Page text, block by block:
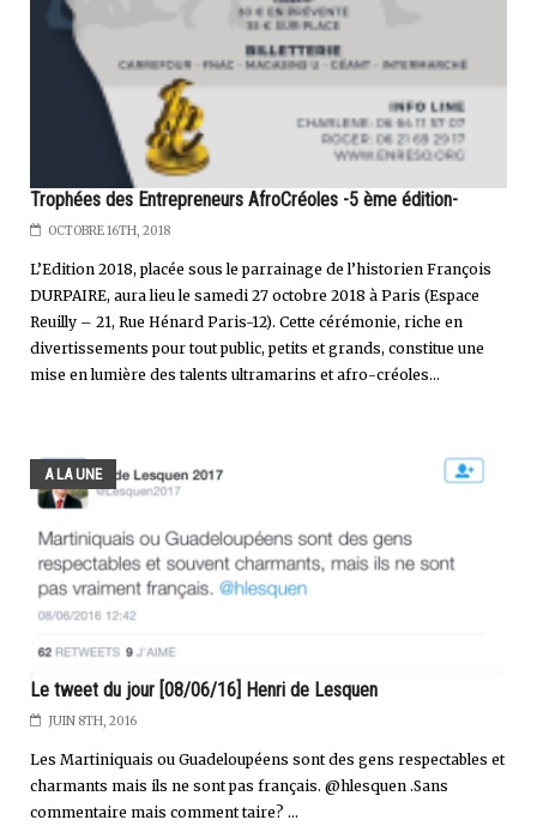
Trophées des Entrepreneurs AfroCréoles -5 ème édition-
OCTOBRE 16TH, 2018
L’Edition 2018, placée sous le parrainage de l’historien François
DURPAIRE, aura lieu le samedi 27 octobre 2018 à Paris (Espace
Reuilly – 21, Rue Hénard Paris-12). Cette cérémonie, riche en
divertissements pour tout public, petits et grands, constitue une
mise en lumière des talents ultramarins et afro-créoles...
A LA UNE
Le tweet du jour [08/06/16] Henri de Lesquen
JUIN 8TH, 2016
Les Martiniquais ou Guadeloupéens sont des gens respectables et
charmants mais ils ne sont pas français. @hlesquen .Sans
commentaire mais comment taire? ...